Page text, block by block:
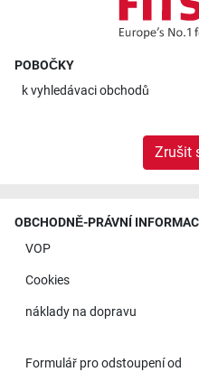
POBOČKY
kvyhledávaci obchodů
Zrušit
OBCHODNĚ-PRÁVNÍ
VOP
Cookies
náklady na dopravu
Formulář pro odstoupení od